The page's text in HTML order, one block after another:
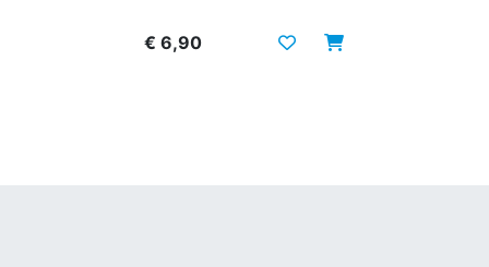
€ 6,90